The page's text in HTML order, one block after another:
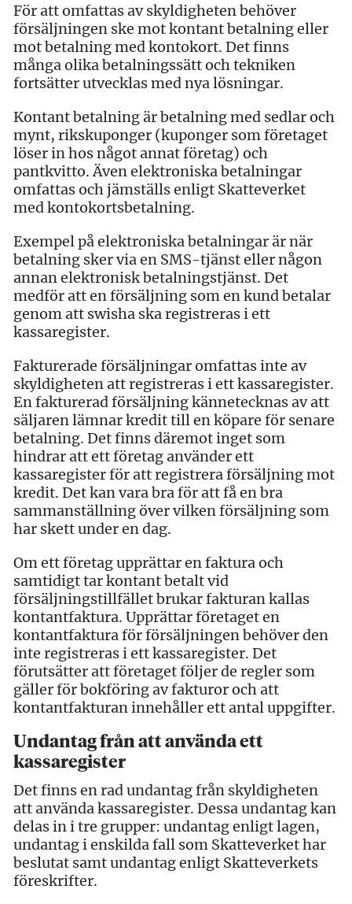
För att omfattas av skyldigheten behöver
försäljningen ske mot kontant betalning eller
mot betalning med kontokort. Det finns
många olika betalningssätt och tekniken
fortsätter utvecklas med nya lösningar.
Kontant betalning är betalning med sedlar och
mynt, rikskuponger (kuponger som företaget
löser in hos något annat företag) och
pantkvitto. Även elektroniska betalningar
omfattas och jämställs enligt Skatteverket
med kontokortsbetalning.
Exempel på elektroniska betalningar är när
betalning sker via en SMS-tjänst eller någon
annan elektronisk betalningstjänst. Det
medför att en försäljning som en kund betalar
genom att swisha ska registreras i ett
kassaregister.
Fakturerade försäljningar omfattas inte av
skyldigheten att registreras i ett kassaregister.
En fakturerad försäljning kännetecknas av att
säljaren lämnar kredit till en köpare för senare
betalning. Det finns däremot inget som
hindrar att ett företag använder ett
kassaregister för att registrera försäljning mot
kredit. Det kan vara bra för att få en bra
sammanställning över vilken försäljning som
har skett under en dag.
Om ett företag upprättar en faktura och
samtidigt tar kontant betalt vid
försäljningstillfället brukar fakturan kallas
kontantfaktura. Upprättar företaget en
kontantfaktura för försäljningen behöver den
inte registreras i ett kassaregister. Det
förutsätter att företaget följer de regler som
gäller för bokföring av fakturor och att
kontantfakturan innehåller ett antal uppgifter.
Undantag från att använda ett
kassaregister
Det finns en rad undantag från skyldigheten
att använda kassaregister. Dessa undantag kan
delas in i tre grupper: undantag enligt lagen,
undantag i enskilda fall som Skatteverket har
beslutat samt undantag enligt Skatteverkets
föreskrifter.